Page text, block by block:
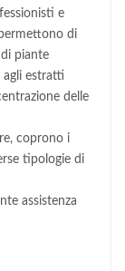
e
di
piante
estratti
delle
coprono i
tipologie di
assistenza